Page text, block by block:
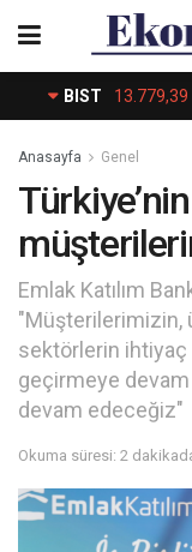
BIST 13.779,39
Anasayfa Genel
Emlak Katılım
"Müşterilerimizin,
sektörlerin ihtiyaç
geçirmeye devam
devam edeceğiz"
Okuma süresi: 2